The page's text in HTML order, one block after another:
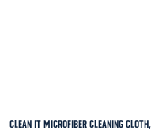
CLEAN IT MICROFIBER CLEANING CLOTH,